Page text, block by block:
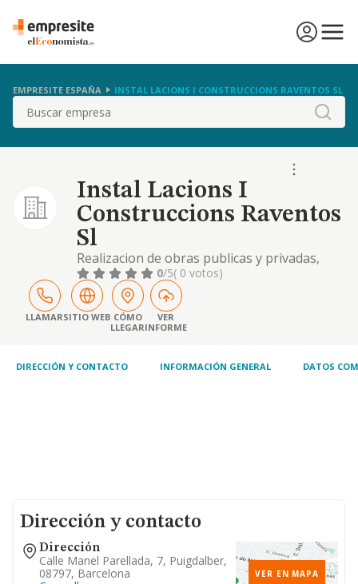
EMPRESITE ESPAÑA INSTAL LACIONS I CONSTRUCCIONS RAVENTOS SL
Buscar
Instal Lacions I
Construccions Raventos
Sl
Realizacion de obras publicas y privadas,
consistentes en edificaciones urbanas,
industriales de urbanizacion y saneamiento.
excavaciones, movimientos de tierras,
cimentaciones, pavimentacion y ferrallas,
0/5( 0 votos)
LLAMARSITIO WEB CÓMO
LLEGAR
VER
INFORME
DIRECCIÓN Y CONTACTO INFORMACIÓN GENERAL DATOS
Dirección y contacto
Dirección
Calle Manel Parellada, 7, Puigdalber,
08797, Barcelona
VER EN MAPA